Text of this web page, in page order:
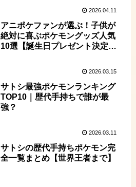
2026.04.11
アニポケファンが選ぶ！子供が
絶対に喜ぶポケモングッズ人気
10選【誕生日プレゼント決定
2026.03.15
サトシ最強ポケモンランキング
TOP10｜歴代手持ちで誰が最
強？
2026.03.11
サトシの歴代手持ちポケモン完
全一覧まとめ【世界王者まで】